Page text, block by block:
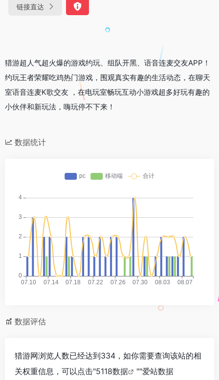
链接直达
猎游超人气超火爆的游戏约玩、组队开黑、语音连麦交友APP！
约玩王者荣耀吃鸡热门游戏，围观真实有趣的生活动态，在聊天
室语音连麦K歌交友 ，在电玩室畅玩互动小游戏超多好玩有趣的
小伙伴和新玩法，嗨玩停不下来！
数据统计
数据评估
猎游网浏览人数已经达到334，如你需要查询该站的相
关权重信息，可以点击"5118数据 ""爱站数据